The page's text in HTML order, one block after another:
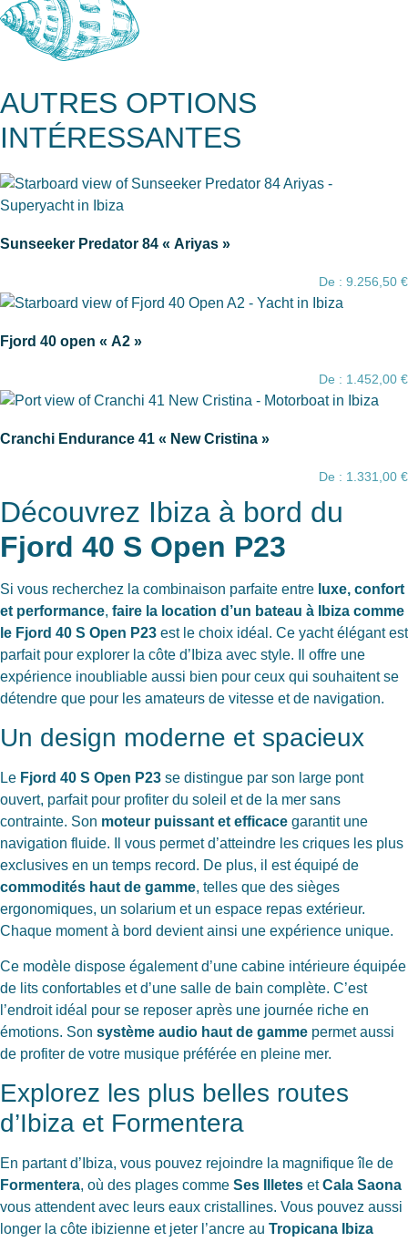
AUTRES OPTIONS
INTÉRESSANTES
Sunseeker Predator 84 « Ariyas »
De : 9.256,50 €
Fjord 40 open « A2 »
De : 1.452,00 €
Cranchi Endurance 41 « New Cristina »
De : 1.331,00 €
Découvrez Ibiza à bord du
Fjord 40 S Open P23
Si vous recherchez la combinaison parfaite entre luxe, confort
et performance, faire la location d’un bateau à Ibiza comme
le Fjord 40 S Open P23 est le choix idéal. Ce yacht élégant est
parfait pour explorer la côte d’Ibiza avec style. Il offre une
expérience inoubliable aussi bien pour ceux qui souhaitent se
détendre que pour les amateurs de vitesse et de navigation.
Un design moderne et spacieux
Le Fjord 40 S Open P23 se distingue par son large pont
ouvert, parfait pour profiter du soleil et de la mer sans
contrainte. Son moteur puissant et efficace garantit une
navigation fluide. Il vous permet d’atteindre les criques les plus
exclusives en un temps record. De plus, il est équipé de
commodités haut de gamme, telles que des sièges
ergonomiques, un solarium et un espace repas extérieur.
Chaque moment à bord devient ainsi une expérience unique.
Ce modèle dispose également d’une cabine intérieure équipée
de lits confortables et d’une salle de bain complète. C’est
l’endroit idéal pour se reposer après une journée riche en
émotions. Son système audio haut de gamme permet aussi
de profiter de votre musique préférée en pleine mer.
Explorez les plus belles routes
d’Ibiza et Formentera
En partant d’Ibiza, vous pouvez rejoindre la magnifique île de
Formentera, où des plages comme Ses Illetes etCala Saona
vous attendent avec leurs eaux cristallines. Vous pouvez aussi
longer la côte ibizienne et jeter l’ancre au Tropicana Ibiza